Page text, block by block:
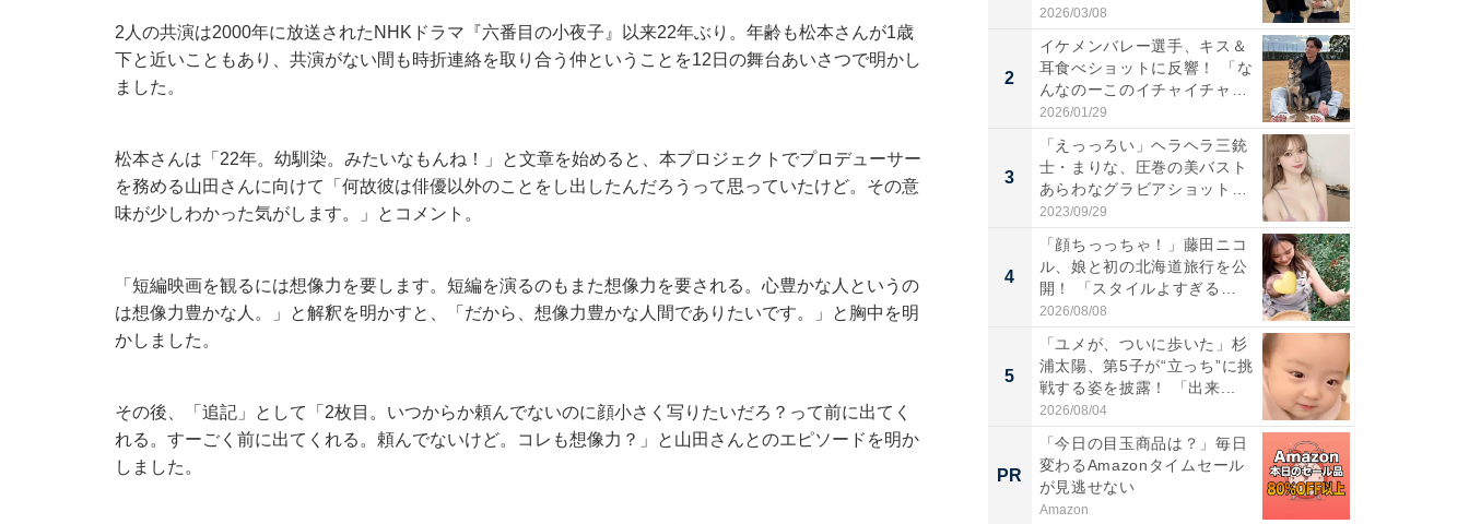
2人の共演は2000年に放送されたNHKドラマ『六番目の小夜子』以来22年ぶり。年齢も松本さんが1歳
下と近いこともあり、共演がない間も時折連絡を取り合う仲ということを12日の舞台あいさつで明かし
ました。
松本さんは「22年。幼馴染。みたいなもんね！」と文章を始めると、本プロジェクトでプロデューサー
を務める山田さんに向けて「何故彼は俳優以外のことをし出したんだろうって思っていたけど。その意
味が少しわかった気がします。」とコメント。
「短編映画を観るには想像力を要します。短編を演るのもまた想像力を要される。心豊かな人というの
は想像力豊かな人。」と解釈を明かすと、「だから、想像力豊かな人間でありたいです。」と胸中を明
かしました。
その後、「追記」として「2枚目。いつからか頼んでないのに顔小さく写りたいだろ？って前に出てく
れる。すーごく前に出てくれる。頼んでないけど。コレも想像力？」と山田さんとのエピソードを明か
しました。
れ...
2026/03/08
2
イケメンバレー選手、キス＆
耳食べショットに反響！ 「な
んなのーこのイチャイチャ
感...
2026/01/29
3
「えっっろい」ヘラヘラ三銃
士・まりな、圧巻の美バスト
あらわなグラビアショット公
開...
2023/09/29
4
「顔ちっっちゃ！」藤田ニコ
ル、娘と初の北海道旅行を公
開！ 「スタイルよすぎる
よ〜...
2026/08/08
5
「ユメが、ついに歩いた」杉
浦太陽、第5子が“立っち”に挑
戦する姿を披露！ 「出来...
2026/08/04
PR
「今日の目玉商品は？」毎日
変わるAmazonタイムセール
が見逃せない
Amazon